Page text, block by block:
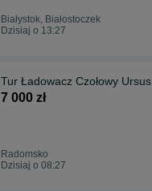
Białystok, Białostoczek
Dzisiaj o 13:27
Tur Ładowacz Czołowy
7 000 zł
Radomsko
Dzisiaj o 08:27